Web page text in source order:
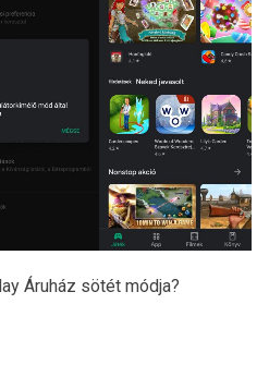
Áruház sötét módja?